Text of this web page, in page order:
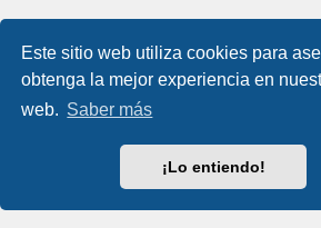
Este sitio web utiliza cookies para
obtenga la mejor experiencia en
web. Saber más
¡Lo entiendo!